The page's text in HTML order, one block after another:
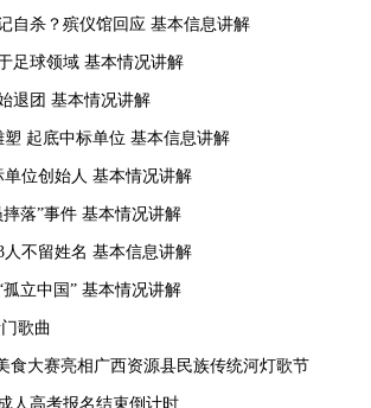
自杀？殡仪馆回应 基本信息讲解
足球领域 基本情况讲解
退团 基本情况讲解
塑 起底中标单位 基本信息讲解
单位创始人 基本情况讲解
落”事件 基本情况讲解
不留姓名 基本信息讲解
孤立中国” 基本情况讲解
歌曲
食大赛亮相广西资源县民族传统河灯歌节
人高考报名结束倒计时